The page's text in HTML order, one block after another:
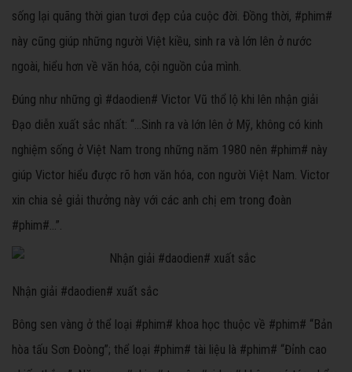
sống lại quãng thời gian tươi đẹp của cuộc đời. Đồng thời, #phim#
này cũng giúp những người Việt kiều, sinh ra và lớn lên ở nước
ngoài, hiểu hơn về văn hóa, cội nguồn của mình.
Đúng như những gì #daodien# Victor Vũ thổ lộ khi lên nhận giải
Đạo diễn xuất sắc nhất: “…Sinh ra và lớn lên ở Mỹ, không có kinh
nghiệm sống ở Việt Nam trong những năm 1980 nên #phim# này
giúp Victor hiểu được rõ hơn văn hóa, con người Việt Nam. Victor
xin chia sẻ giải thưởng này với các anh chị em trong đoàn
#phim#…”.
Nhận giải #daodien# xuất sắc
Bông sen vàng ở thể loại #phim# khoa học thuộc về #phim# “Bản
hòa tấu Sơn Đoòng”; thể loại #phim# tài liệu là #phim# “Đỉnh cao